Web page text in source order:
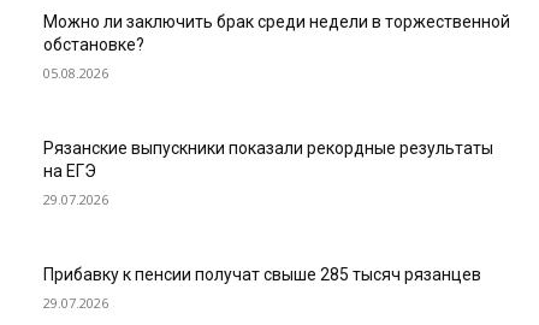
Можно ли заключить брак среди недели в торжественной
обстановке?
05.08.2026
Рязанские выпускники показали рекордные результаты
на ЕГЭ
29.07.2026
Прибавку к пенсии получат свыше 285 тысяч рязанцев
29.07.2026